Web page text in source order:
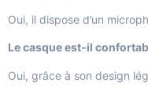
Oui, il dispose d’un
Le casque est-il
Oui, grâce à son design